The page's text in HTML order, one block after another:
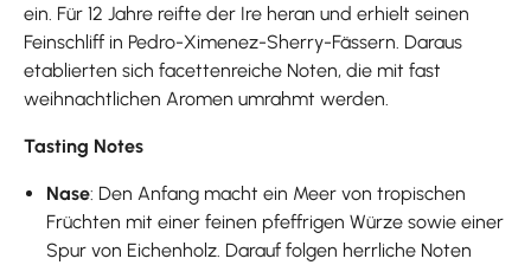
ein. Für 12 Jahre reifte der Ire heran und erhielt seinen
Feinschliff in Pedro-Ximenez-Sherry-Fässern. Daraus
etablierten sich facettenreiche Noten, die mit fast
weihnachtlichen Aromen umrahmt werden.
Tasting Notes
Nase: Den Anfang macht ein Meer von tropischen
Früchten mit einer feinen pfeffrigen Würze sowie einer
Spur von Eichenholz. Darauf folgen herrliche Noten